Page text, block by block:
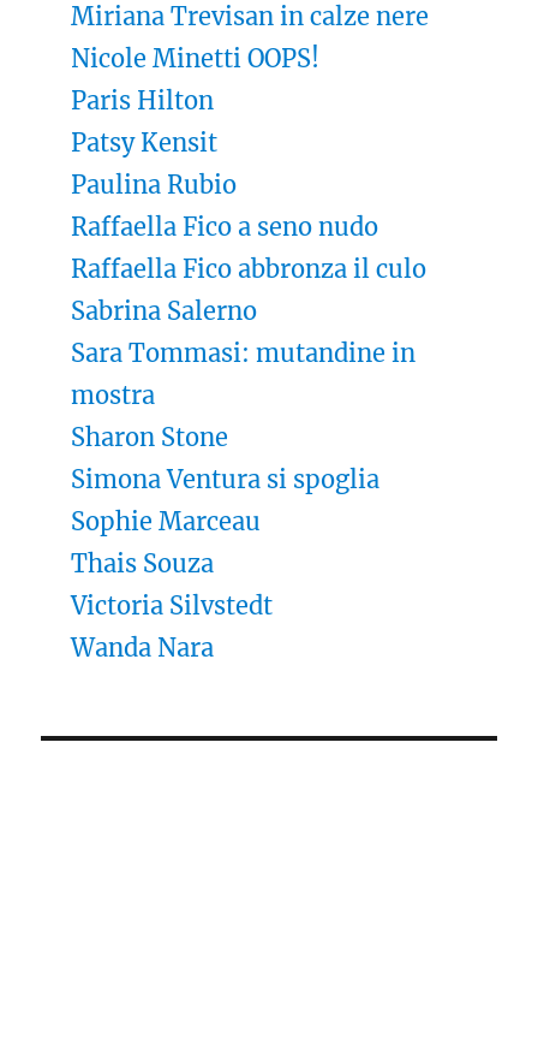
Miriana Trevisan in calze nere
Nicole Minetti OOPS!
Paris Hilton
Patsy Kensit
Paulina Rubio
Raffaella Fico a seno nudo
Raffaella Fico abbronza il culo
Sabrina Salerno
Sara Tommasi: mutandine in
mostra
Sharon Stone
Simona Ventura si spoglia
Sophie Marceau
Thais Souza
Victoria Silvstedt
Wanda Nara